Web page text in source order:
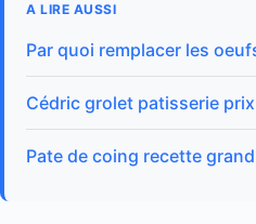
A LIRE AUSSI
Par quoi remplacer les
Cédric grolet patisserie
Pate de coing recette